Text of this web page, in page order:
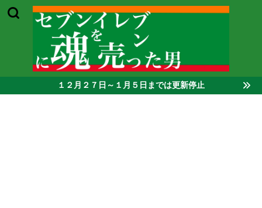
１２月２７日～１月５日までは更新停止